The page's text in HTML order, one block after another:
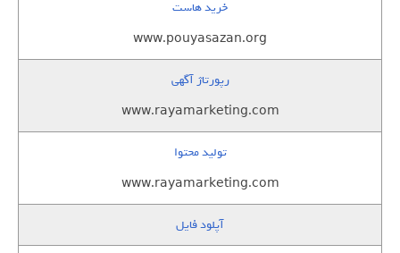
خرید هاست
www.pouyasazan.org
رپورتاژ آگهی
www.rayamarketing.com
تولید محتوا
www.rayamarketing.com
آپلود فایل